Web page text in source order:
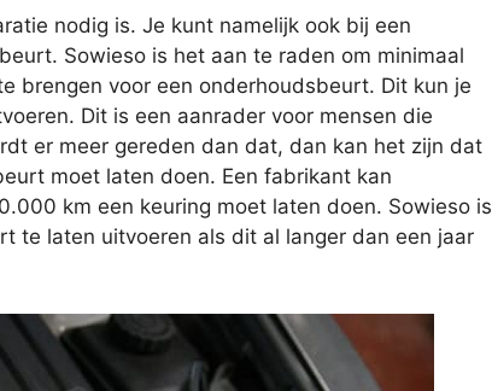
nodig is. Je kunt namelijk ook bij een
Sowieso is het aan te raden om minimaal
brengen voor een onderhoudsbeurt. Dit kun je
Dit is een aanrader voor mensen die
er meer gereden dan dat, dan kan het zijn dat
moet laten doen. Een fabrikant kan
km een keuring moet laten doen. Sowieso is
te laten uitvoeren als dit al langer dan een jaar